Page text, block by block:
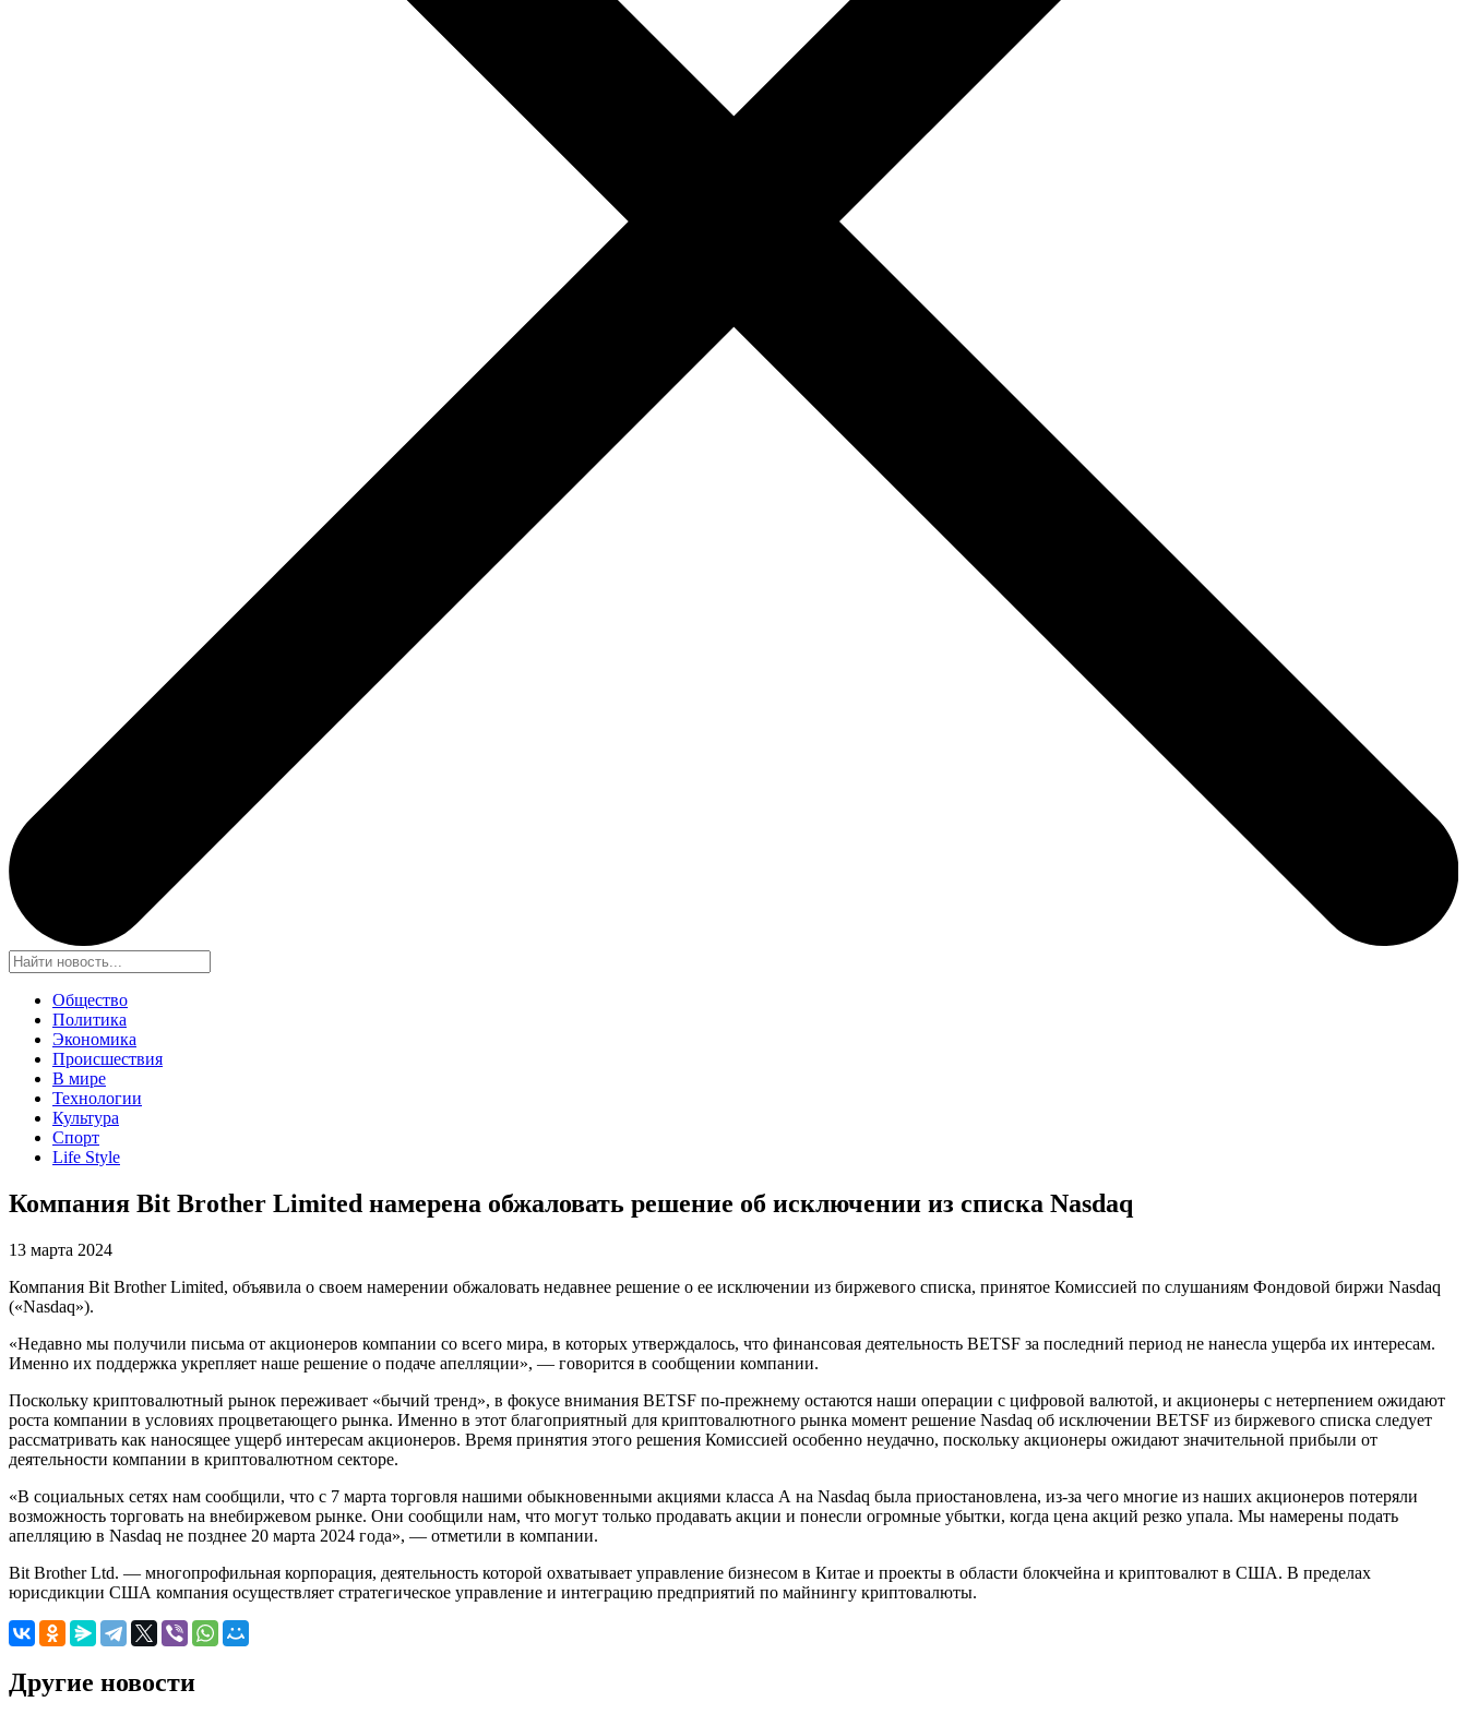
Общество
Политика
Экономика
Происшествия
В мире
Технологии
Культура
Спорт
Life Style
Компания Bit Brother Limited намерена обжаловать решение об исключении из списка Nasdaq
13 марта 2024
Компания Bit Brother Limited, объявила о своем намерении обжаловать недавнее решение о ее исключении из биржевого списка, принятое Комиссией по слушаниям Фондовой биржи Nasdaq
(«Nasdaq»).
«Недавно мы получили письма от акционеров компании со всего мира, в которых утверждалось, что финансовая деятельность BETSF за последний период не нанесла ущерба их интересам.
Именно их поддержка укрепляет наше решение о подаче апелляции», — говорится в сообщении компании.
Поскольку криптовалютный рынок переживает «бычий тренд», в фокусе внимания BETSF по-прежнему остаются наши операции с цифровой валютой, и акционеры с нетерпением ожидают
роста компании в условиях процветающего рынка. Именно в этот благоприятный для криптовалютного рынка момент решение Nasdaq об исключении BETSF из биржевого списка следует
рассматривать как наносящее ущерб интересам акционеров. Время принятия этого решения Комиссией особенно неудачно, поскольку акционеры ожидают значительной прибыли от
деятельности компании в криптовалютном секторе.
«В социальных сетях нам сообщили, что с 7 марта торговля нашими обыкновенными акциями класса А на Nasdaq была приостановлена, из-за чего многие из наших акционеров потеряли
возможность торговать на внебиржевом рынке. Они сообщили нам, что могут только продавать акции и понесли огромные убытки, когда цена акций резко упала. Мы намерены подать
апелляцию в Nasdaq не позднее 20 марта 2024 года», — отметили в компании.
Bit Brother Ltd. — многопрофильная корпорация, деятельность которой охватывает управление бизнесом в Китае и проекты в области блокчейна и криптовалют в США. В пределах
юрисдикции США компания осуществляет стратегическое управление и интеграцию предприятий по майнингу криптовалюты.
Другие новости